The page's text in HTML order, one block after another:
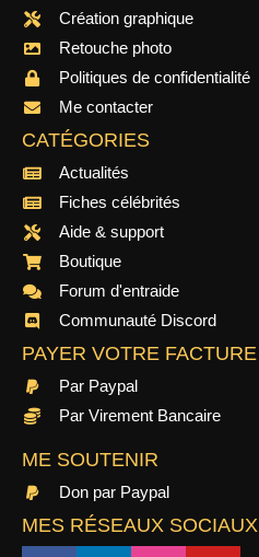
Création graphique
Retouche photo
Politiques de confidentialité
Me contacter
CATÉGORIES
Actualités
Fiches célébrités
Aide & support
Boutique
Forum d'entraide
Communauté Discord
PAYER VOTRE FACTURE
Par Paypal
Par Virement Bancaire
ME SOUTENIR
Don par Paypal
MES RÉSEAUX SOCIAUX